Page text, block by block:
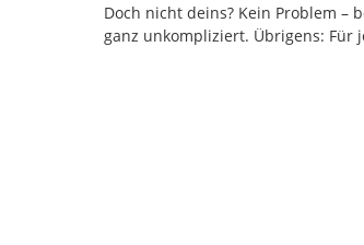
Doch nicht deins? Kein Problem –
ganz unkompliziert. Übrigens: Für